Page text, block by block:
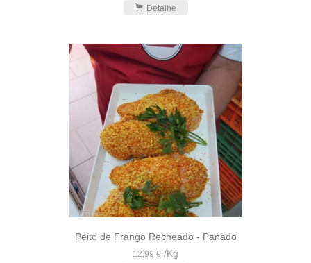
Detalhe
Peito de Frango Recheado - Panado
12,99 € /Kg